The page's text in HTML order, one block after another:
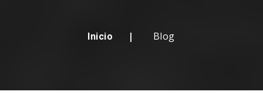
Inicio Blog